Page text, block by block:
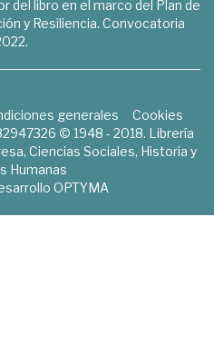
del libro en el marco del Plan de
y Resiliencia. Convocatoria
generales
Cookies
© 1948 - 2018. Librería
Ciencias Sociales, Historia y
Humanas
OPTYMA